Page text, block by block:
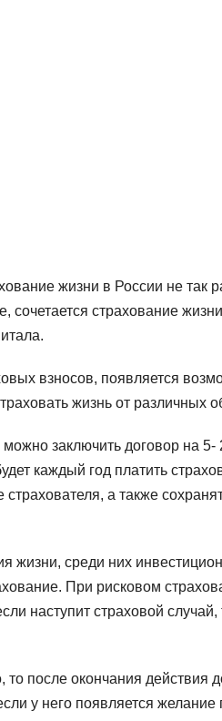
жизни в России не так
страхование
взносов, появляется
жизнь от различных
заключить договор на 5-
каждый год платить
страхователя, а также
жизни, среди них
При рисковом
наступит страховой
то после окончания действия
у него появляется желание